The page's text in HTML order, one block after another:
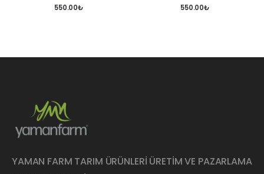
550.00₺
550.00₺
YAMAN FARM TARIM ÜRÜNLERİ ÜRETİM VE PAZARLAMA